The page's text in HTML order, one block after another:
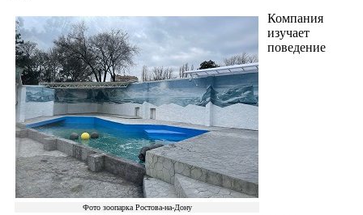
Фото зоопарка Ростова-на-Дону
Компания
изучает
поведение